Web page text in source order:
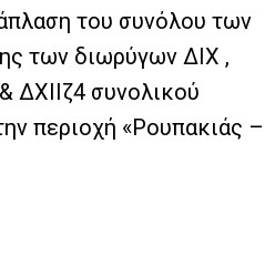
του συνόλου των
των διωρύγων ΔIX ,
ΔΧΙΙζ4 συνολικού
περιοχή «Ρουπακιάς –